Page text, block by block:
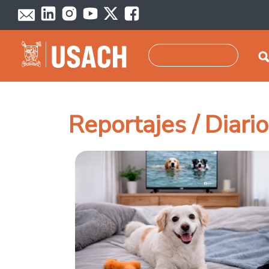
Pasar al contenido principal
Reportajes /